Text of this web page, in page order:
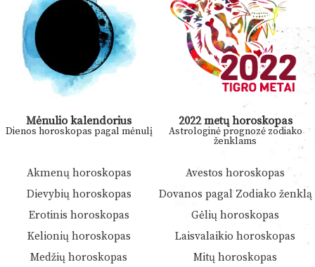
Mėnulio kalendorius
Dienos horoskopas pagal mėnulį
2022 metų horoskopas
Astrologinė prognozė zodiako
ženklams
Akmenų horoskopas
Avestos horoskopas
Dievybių horoskopas
Dovanos pagal Zodiako ženklą
Erotinis horoskopas
Gėlių horoskopas
Kelionių horoskopas
Laisvalaikio horoskopas
Medžių horoskopas
Mitų horoskopas